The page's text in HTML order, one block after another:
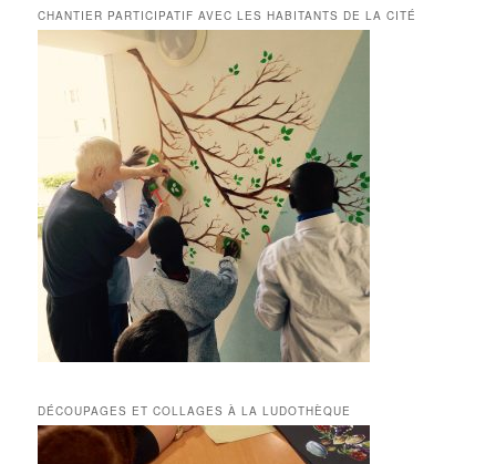
CHANTIER PARTICIPATIF AVEC LES HABITANTS DE LA CITÉ
DÉCOUPAGES ET COLLAGES À LA LUDOTHÈQUE